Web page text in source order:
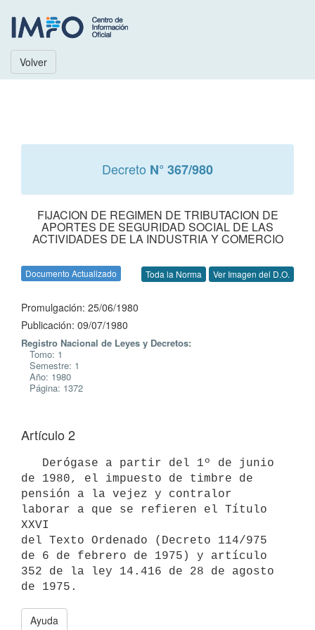
Volver
Decreto N° 367/980
FIJACION DE REGIMEN DE TRIBUTACION DE
APORTES DE SEGURIDAD SOCIAL DE LAS
ACTIVIDADES DE LA INDUSTRIA Y COMERCIO
Documento Actualizado Toda la Norma Ver Imagen del D.O.
Promulgación: 25/06/1980
Publicación: 09/07/1980
Registro Nacional de Leyes y Decretos:
Tomo: 1
Semestre: 1
Año: 1980
Página: 1372
Artículo 2
de 1980, el impuesto de timbre de
pensión a la vejez y contralor
laborar a que se refieren el Título
XXVI
del Texto Ordenado (Decreto 114/975
de 6 de febrero de 1975) y artículo
352 de la ley 14.416 de 28 de agosto
Ayuda